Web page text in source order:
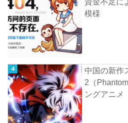
模様
中国の新作
2（
ングアニメ